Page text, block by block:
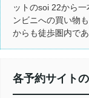
ットのsoi 22から
ンビニへの買い物
からも徒歩圏内で
各予約サイト